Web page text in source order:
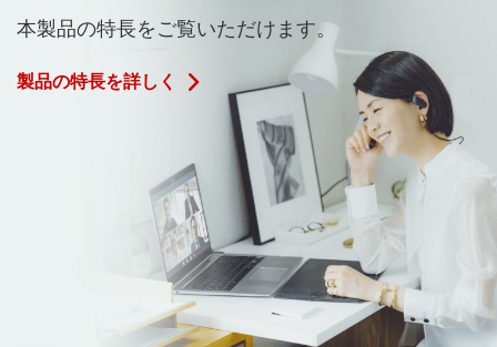
本製品の特長をご覧いただけます。
製品の特長を詳しく